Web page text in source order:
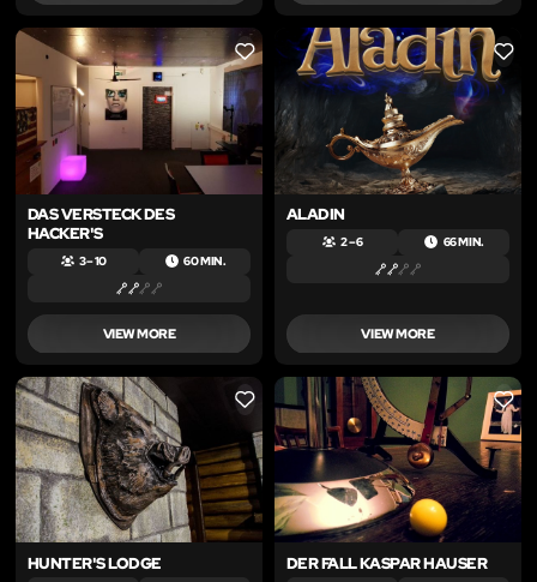
LIKE
DAS VERSTECK DES
HACKER'S
3 – 10 60 MIN.
VIEW MORE
LIKE
ALADIN
2 – 6 66 MIN.
VIEW MORE
LIKE
HUNTER'S LODGE
LIKE
DER FALL KASPAR HAUSER